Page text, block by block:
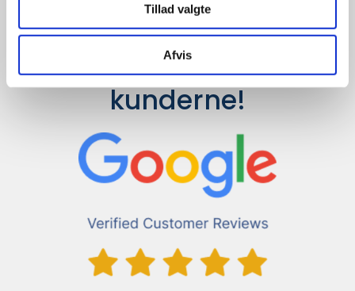
Tillad valgte
Afvis
Det siger
kunderne!